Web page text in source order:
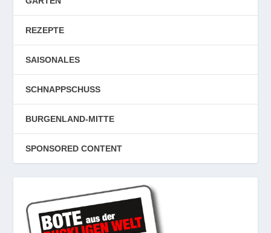
REZEPTE
SAISONALES
SCHNAPPSCHUSS
BURGENLAND-MITTE
SPONSORED CONTENT